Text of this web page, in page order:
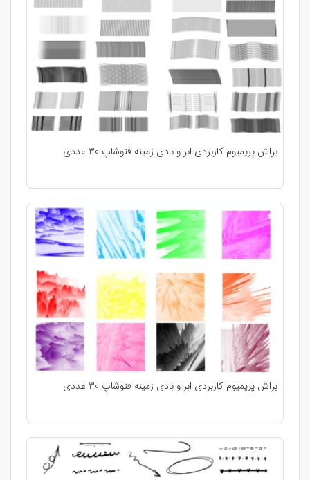
براش پریمیوم کاربردی ابر و بادی زمینه فتوشاپ 30 عددی
براش پریمیوم کاربردی ابر و بادی زمینه فتوشاپ 30 عددی